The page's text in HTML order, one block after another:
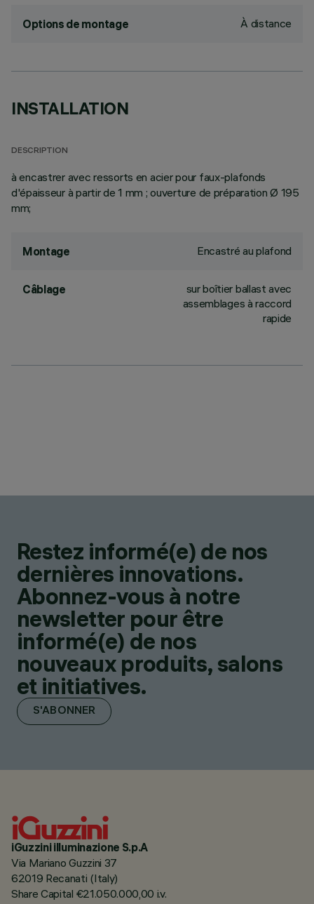
Options de montage À distance
INSTALLATION
DESCRIPTION
à encastrer avec ressorts en acier pour faux-plafonds
d'épaisseur à partir de 1 mm ; ouverture de préparation Ø 195
mm;
Montage Encastré au plafond
Câblage
sur boîtier ballast avec
assemblages à raccord
rapide
Restez informé(e) de nos
dernières innovations.
Abonnez-vous à notre
newsletter pour être
informé(e) de nos
nouveaux produits, salons
et initiatives.
S'ABONNER
iGuzzini illuminazione S.p.A
Via Mariano Guzzini 37
62019 Recanati (Italy)
Share Capital €21.050.000,00 i.v.